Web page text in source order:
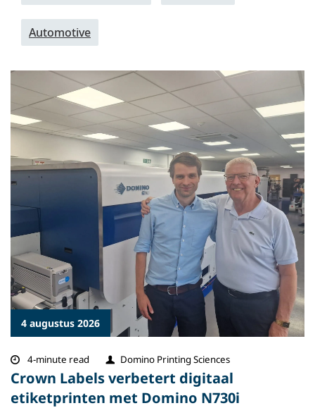
Automotive
4 augustus 2026
4-minute read Domino Printing Sciences
Crown Labels verbetert digitaal
etiketprinten met Domino N730i